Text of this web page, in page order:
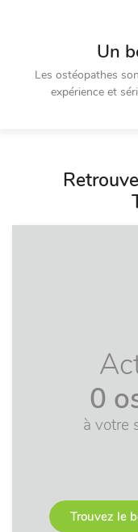
Un
Les ostéopathes
expérience et
0
à votre
Trouvez le